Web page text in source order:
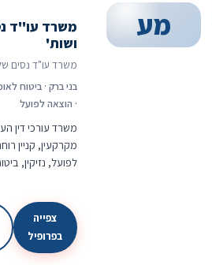
מע
משרד עו"ד
ושות'
משרד עו"ד נסים
בני ברק · ביטוח
· הוצאה לפועל
משרד עורכי דין
מקרקעין, קניין
לפועל, נזיקין,
צפייה
בפרופיל